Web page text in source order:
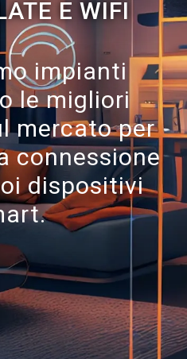
E WIFI
impianti
le migliori
mercato per
connessione
dispositivi